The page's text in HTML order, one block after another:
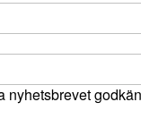
nyhetsbrevet